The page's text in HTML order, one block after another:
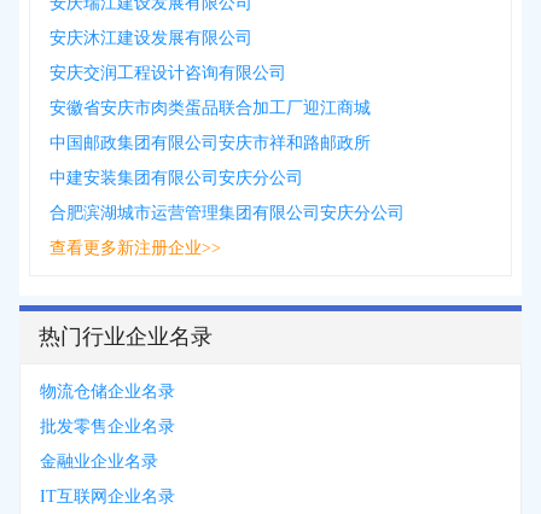
安庆沐江建设发展有限公司
安庆交润工程设计咨询有限公司
安徽省安庆市肉类蛋品联合加工厂迎江商城
中国邮政集团有限公司安庆市祥和路邮政所
中建安装集团有限公司安庆分公司
合肥滨湖城市运营管理集团有限公司安庆分公司
查看更多新注册企业>>
热门行业企业名录
物流仓储企业名录
批发零售企业名录
金融业企业名录
IT互联网企业名录